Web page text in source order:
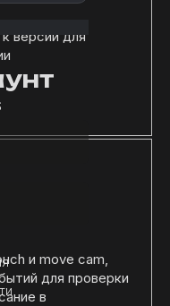
версии для
и move cam,
для проверки
в